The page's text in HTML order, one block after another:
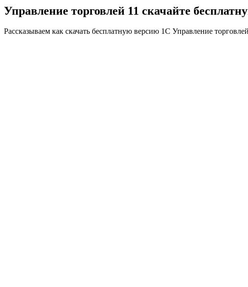
Управление торговлей 11 скачайте
Рассказываем как скачать бесплатную версию 1С Управление